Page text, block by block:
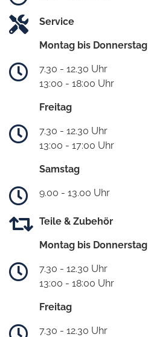
Service
Montag bis Donnerstag
7.30 - 12.30 Uhr
13:00 - 18:00 Uhr
Freitag
7.30 - 12.30 Uhr
13:00 - 17:00 Uhr
Samstag
9.00 - 13.00 Uhr
Teile & Zubehör
Montag bis Donnerstag
7.30 - 12.30 Uhr
13:00 - 18:00 Uhr
Freitag
7.30 - 12.30 Uhr